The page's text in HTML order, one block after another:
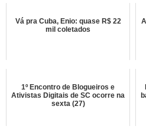
Vá pra Cuba, Enio: quase R$ 22
mil coletados
1º Encontro de Blogueiros e
Ativistas Digitais de SC ocorre na
sexta (27)